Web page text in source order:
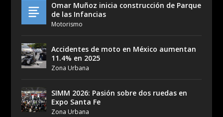
Omar Muñoz inicia construcción de Parque
de las Infancias
Motorismo
Accidentes de moto en México aumentan
11.4% en 2025
Zona Urbana
SIMM 2026: Pasión sobre dos ruedas en
Expo Santa Fe
Zona Urbana